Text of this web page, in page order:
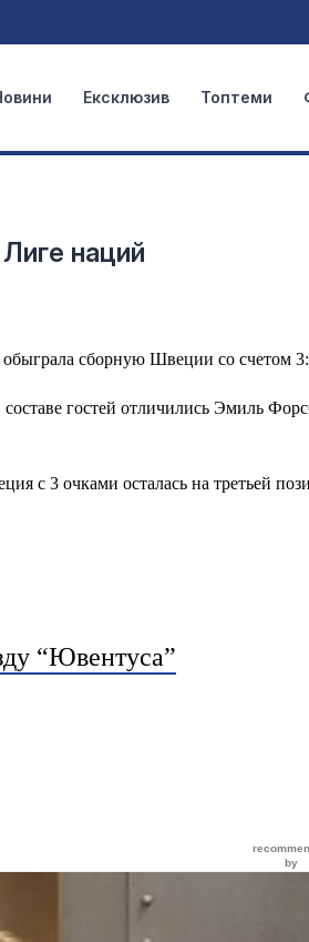
Ексклюзив Топтеми
наций
сборную Швеции со счетом
гостей отличились Эмиль
с 3 очками осталась на третьей
“Ювентуса”